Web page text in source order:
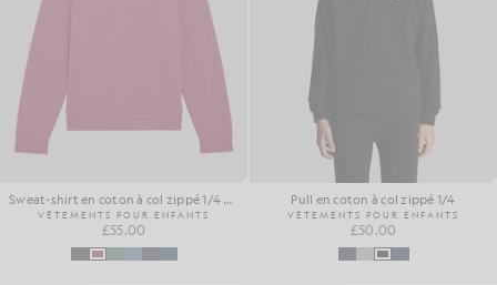
Sweat-shirt en coton à col zippé 1/4 pour tous les jours
VÊTEMENTS POUR ENFANTS
£55.00
Pull en coton à col zippé 1/4
VÊTEMENTS POUR ENFANTS
£50.00